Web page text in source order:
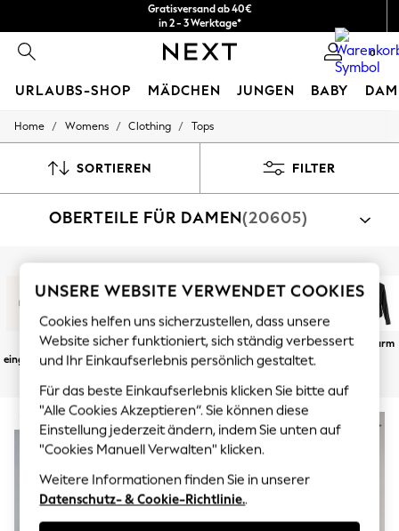
Gratisversand ab 40€
in 2 - 3 Werktage*
Kostenlose & einfache Rückgaben*
0
URLAUBS-SHOP MÄDCHEN JUNGEN BABY
HOLIDAY SHOP
All Swimwear
Beach Dresses & Kaftans
Sliders
Jumpsuits & Playsuits
Linen Collection
Sandals
Shorts
Trousers
Sun Hats & Caps
T-Shirts & Vests
Men's Holiday Shop
All Swimwear
Accessories
Bags & Luggage
Footwear
Hats
Linen Collection
Loafers
Home / Womens / Clothing / Tops
SORTIEREN FILTER
OBERTEILE FÜR DAMEN(20605)
T-Shirts
Blusen Oberteile Hemden Weste
Neu
eingetroffen
T-Shirts
Hemden und
Blusen
Unterhemden
und
Kurze Ärmel Langarm
UNSERE WEBSITE VERWENDET COOKIES
Cookies helfen uns sicherzustellen, dass unsere
Website sicher funktioniert, sich ständig verbessert
und Ihr Einkaufserlebnis persönlich gestaltet.
Für das beste Einkaufserlebnis klicken Sie bitte auf
"Alle Cookies Akzeptieren“. Sie können diese
Einstellung jederzeit ändern, indem Sie unten auf
"Cookies Manuell Verwalten" klicken.
Weitere Informationen finden Sie in unserer
Datenschutz- & Cookie-Richtlinie..